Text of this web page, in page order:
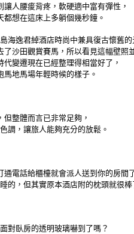
人腰痠背疼，軟硬適中富有彈性，
想在這床上多躺個幾秒鐘。
海逸君綽酒店時尚中兼具復古懷舊的
沙田觀賞賽馬，所以看見這幅壁照
變遷現在已經整理得相當好了，
地馬場年輕時候的樣子。
整體而言已非常足夠，
調，讓旅人能夠充分的放鬆。
電話給櫃檯就會派人送到你的房間
的，但其實原本酒店附的枕頭就很棒
對臥房的透明玻璃嚇到了嗎？